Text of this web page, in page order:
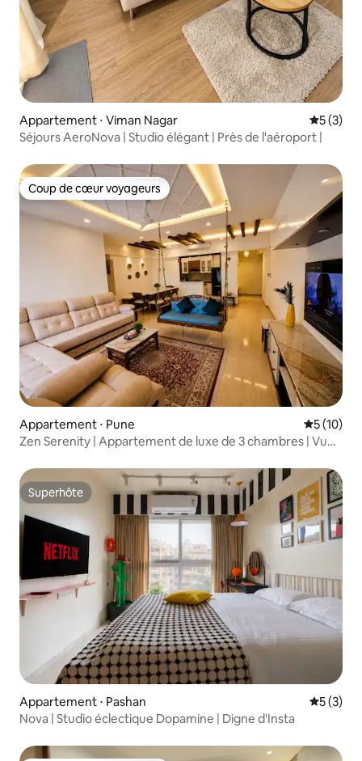
Appartement ⋅ Viman Nagar
5 (3)
Séjours AeroNova | Studio élégant | Près de l'aéroport |
Coup de cœur voyageurs
Coup de cœur voyageurs
Appartement ⋅ Pune
5 (10)
Zen Serenity | Appartement de luxe de 3 chambres | Vue
Superhôte
Superhôte
Appartement ⋅ Pashan
5 (3)
Nova | Studio éclectique Dopamine | Digne d'Insta